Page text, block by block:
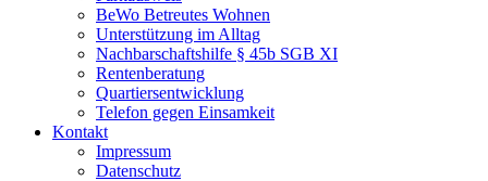
BeWo Betreutes Wohnen
Unterstützung im Alltag
Nachbarschaftshilfe § 45b SGB XI
Rentenberatung
Quartiersentwicklung
Telefon gegen Einsamkeit
Kontakt
Impressum
Datenschutz